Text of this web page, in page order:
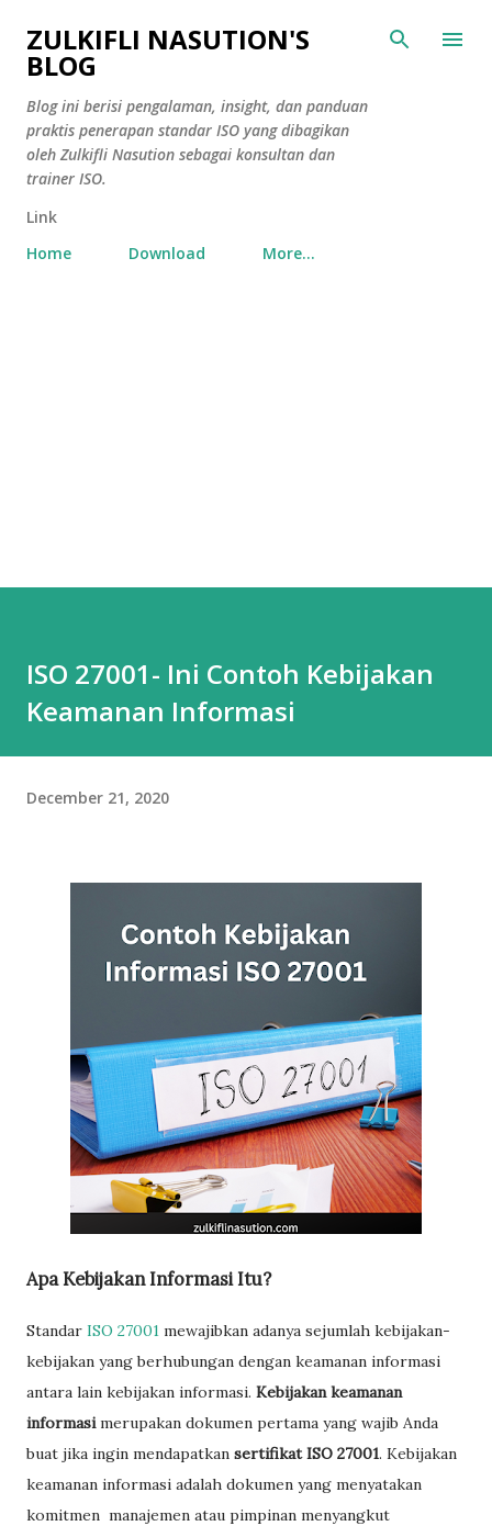
Skip to main content
ZULKIFLI NASUTION'S
BLOG
Blog ini berisi pengalaman, insight, dan panduan
praktis penerapan standar ISO yang dibagikan
oleh Zulkifli Nasution sebagai konsultan dan
trainer ISO.
Link
Home
Download More…
ISO 27001- Ini Contoh Kebijakan
Keamanan Informasi
December 21, 2020
Apa Kebijakan Informasi Itu?
Standar ISO 27001 mewajibkan adanya sejumlah kebijakan-
kebijakan yang berhubungan dengan keamanan informasi
antara lain kebijakan informasi. Kebijakan keamanan
informasimerupakan dokumen pertama yang wajib Anda
buat jika ingin mendapatkan sertifikat ISO 27001. Kebijakan
keamanan informasi adalah dokumen yang menyatakan
komitmen manajemen atau pimpinan menyangkut